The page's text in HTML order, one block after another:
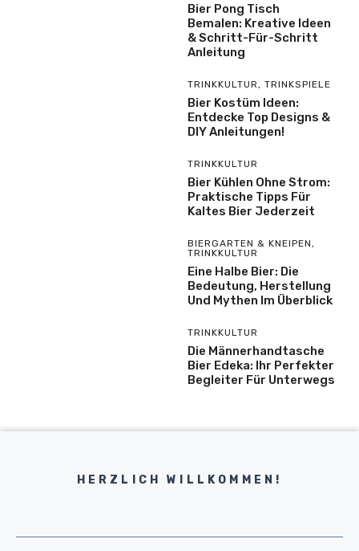
Bier Pong Tisch
Bemalen: Kreative Ideen
& Schritt-Für-Schritt
Anleitung
TRINKKULTUR, TRINKSPIELE
Bier Kostüm Ideen:
Entdecke Top Designs &
DIY Anleitungen!
TRINKKULTUR
Bier Kühlen Ohne Strom:
Praktische Tipps Für
Kaltes Bier Jederzeit
BIERGARTEN & KNEIPEN,
TRINKKULTUR
Eine Halbe Bier: Die
Bedeutung, Herstellung
Und Mythen Im Überblick
TRINKKULTUR
Die Männerhandtasche
Bier Edeka: Ihr Perfekter
Begleiter Für Unterwegs
HERZLICH WILLKOMMEN!